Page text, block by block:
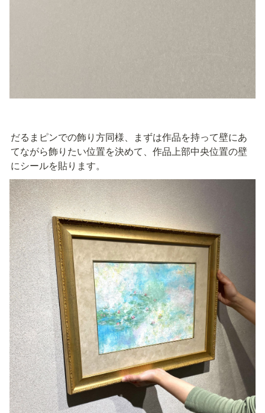
だるまピンでの飾り方同様、まずは作品を持って壁にあ
てながら飾りたい位置を決めて、作品上部中央位置の壁
にシールを貼ります。